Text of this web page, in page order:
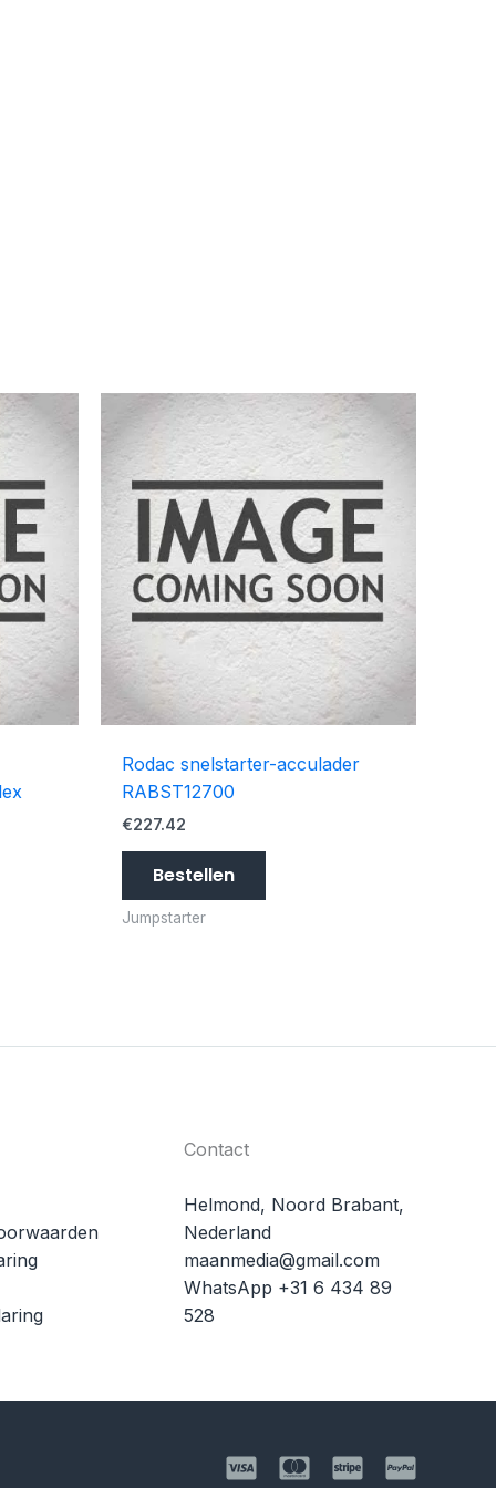
Rodac snelstarter-acculader
RABST12700
€227.42
Bestellen
Jumpstarter
Contact
Helmond, Noord Brabant,
Nederland
maanmedia@gmail.com
WhatsApp +31 6 434 89
528